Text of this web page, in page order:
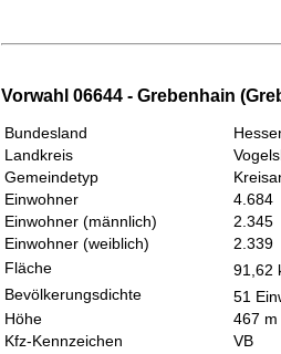
Vorwahl 06644 - Grebenhain
Bundesland
Landkreis
Gemeindetyp
Einwohner
4.684
Einwohner (männlich)
2.345
Einwohner (weiblich)
2.339
Fläche
91,62
Bevölkerungsdichte
51
Höhe
467 m
Kfz-Kennzeichen
VB